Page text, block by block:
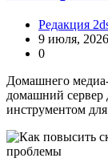
Редакция
9 июля, 2026
0
Домашнего
домашний сервер
инструментом